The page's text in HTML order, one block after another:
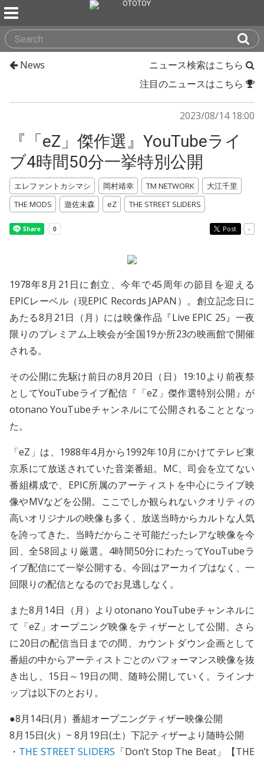
News
ニュース検索はこちら
注目のニュースはこちら
2023/08/14 18:00
『「eZ」傑作選』YouTubeライ
ブ4時間50分一挙特別公開
エレファントカシマシ 岡村靖幸 TM NETWORK
大江千里
THE MODS
遊佐未森 eZ THE STREET SLIDERS
Post -
1978年8月21日に創立、今年で45周年の節目を迎える
EPICレーベル（現EPIC Records JAPAN）。創立記念日に
あたる8月21日（月）には映像作品『Live EPIC 25』一夜
限りのプレミアム上映会が全国19か所23の映画館で開催
される。
その公開に先駆け前日の8月20日（日）19:10より前夜祭
としてYouTubeライブ配信『「eZ」傑作選特別公開』が
otonano YouTubeチャンネルにて公開されることとなっ
た。
「eZ」は、1988年4月から1992年10月にかけてテレビ東
京系にて放送されていた音楽番組。MC、司会を立てない
番組構成で、EPIC所属のアーティストを中心にライブ映
像やMVなどを公開。ここでしか観られないクオリティの
高いオリジナルの映像も多く、放送当時からカルトな人気
を誇ってきた。当時だからこそ可能だったレアな映像を今
回、全58回より厳選。4時間50分にわたってYouTubeラ
イブ配信にて一挙公開する。今回はアーカイブはなく、一
回限りの配信となるのでお見逃しなく。
また8月14日（月）よりotonano YouTubeチャンネルに
て「eZ」オープニング映像をティザーとして公開、さら
に20日の配信当日までの間、カウントダウン企画として
番組の中からアーティストごとのパフォーマンス映像を抜
き出し、15日～19日の間、随時公開していく。ラインナ
ップは以下のとおり。
●8月14日(月）番組オープニングティザー映像公開
8月15日(火）~ 8月19日(土）下記ティザーより随時公開
・ THE STREET SLIDERS 「Don’t Stop The Beat」【THE